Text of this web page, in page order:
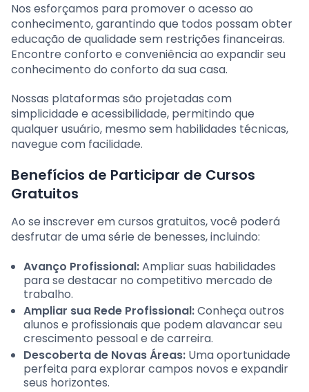
Nos esforçamos para promover o acesso ao
conhecimento, garantindo que todos possam obter
educação de qualidade sem restrições financeiras.
Encontre conforto e conveniência ao expandir seu
conhecimento do conforto da sua casa.
Nossas plataformas são projetadas com
simplicidade e acessibilidade, permitindo que
qualquer usuário, mesmo sem habilidades técnicas,
navegue com facilidade.
Benefícios de Participar de Cursos
Gratuitos
Ao se inscrever em cursos gratuitos, você poderá
desfrutar de uma série de benesses, incluindo:
Avanço Profissional:Ampliar suas habilidades
para se destacar no competitivo mercado de
trabalho.
Ampliar sua Rede Profissional:Conheça outros
alunos e profissionais que podem alavancar seu
crescimento pessoal e de carreira.
Descoberta de Novas Áreas: Uma oportunidade
perfeita para explorar campos novos e expandir
seus horizontes.